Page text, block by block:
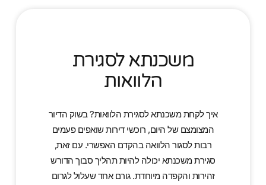
משכנתא לסגירת
הלוואות
איך לקחת משכנתא לסגירת הלוואות? בשוק הדיור
המצומצם של היום, רוכשי דירות שואפים פעמים
רבות לסגור הלוואה בהקדם האפשרי. עם זאת,
סגירת משכנתא יכולה להיות תהליך סבוך הדורש
זהירות והקפדה מיוחדת. גורם אחד שעלול לגרום